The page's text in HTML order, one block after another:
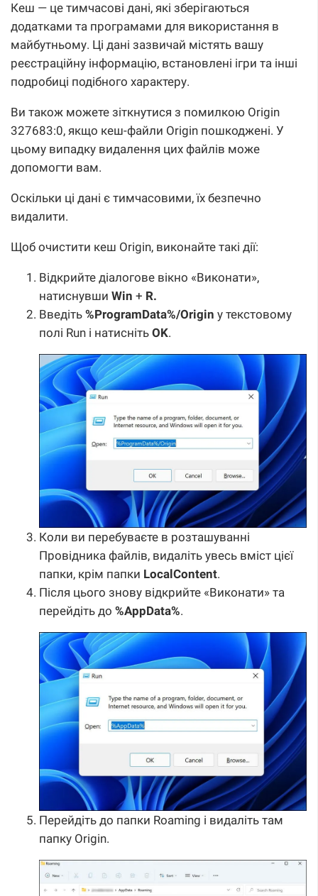
Кеш — це тимчасові дані, які зберігаються
додатками та програмами для використання в
майбутньому. Ці дані зазвичай містять вашу
реєстраційну інформацію, встановлені ігри та інші
подробиці подібного характеру.
Ви також можете зіткнутися з помилкою Origin
327683:0, якщо кеш-файли Origin пошкоджені. У
цьому випадку видалення цих файлів може
допомогти вам.
Оскільки ці дані є тимчасовими, їх безпечно
видалити.
Щоб очистити кеш Origin, виконайте такі дії:
Відкрийте діалогове вікно «Виконати»,
натиснувши Win + R.
Введіть %ProgramData%/Origin у текстовому
полі Run і натисніть OK.
Коли ви перебуваєте в розташуванні
Провідника файлів, видаліть увесь вміст цієї
папки, крім папки LocalContent.
Після цього знову відкрийте «Виконати» та
перейдіть до %AppData%.
Перейдіть до папки Roaming і видаліть там
папку Origin.